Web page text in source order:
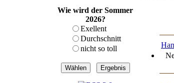
Wie wird der Sommer
2026?
Exellent
Durchschnitt
nicht so toll